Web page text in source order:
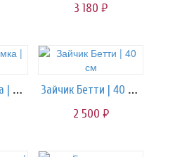
3 180 руб.
Зайчик Любимка | 50 см Зайчик Бетти | 40 см
2 500 руб.